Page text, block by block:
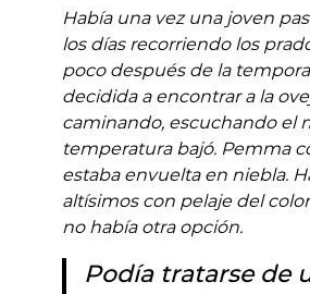
Había una vez una joven
los días recorriendo los
poco después de la
decidida a encontrar a la
caminando, escuchando el
temperatura bajó. Pemma
estaba envuelta en niebla.
altísimos con pelaje del
no había otra opción.
Podía tratarse de